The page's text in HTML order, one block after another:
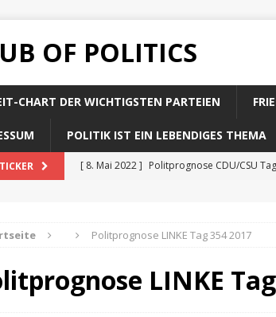
OF POLITICS
CHART DER WICHTIGSTEN PARTEIEN
POLITIK IST EIN LEBENDIGES THEMA
[ 8. Mai 2022 ] Politprognose CDU/CSU
[ 8. Mai 2022 ]
Politprognose
Politprognose LINKE Tag 354 2017
LINKE